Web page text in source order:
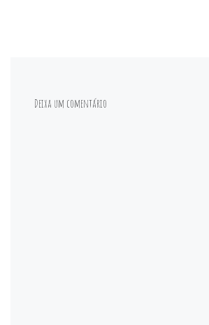
Deixa um comentário